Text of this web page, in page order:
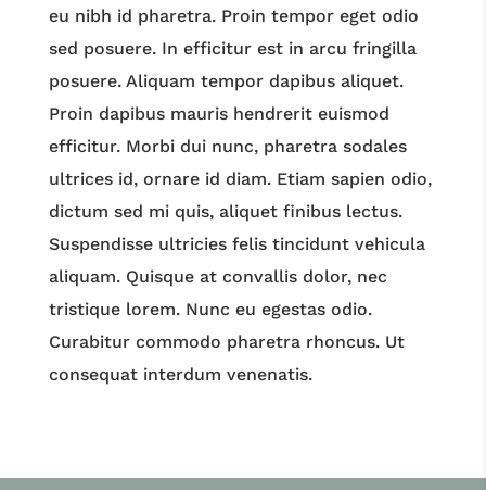
eu nibh id pharetra. Proin tempor eget odio
sed posuere. In efficitur est in arcu fringilla
posuere. Aliquam tempor dapibus aliquet.
Proin dapibus mauris hendrerit euismod
efficitur. Morbi dui nunc, pharetra sodales
ultrices id, ornare id diam. Etiam sapien odio,
dictum sed mi quis, aliquet finibus lectus.
Suspendisse ultricies felis tincidunt vehicula
aliquam. Quisque at convallis dolor, nec
tristique lorem. Nunc eu egestas odio.
Curabitur commodo pharetra rhoncus. Ut
consequat interdum venenatis.